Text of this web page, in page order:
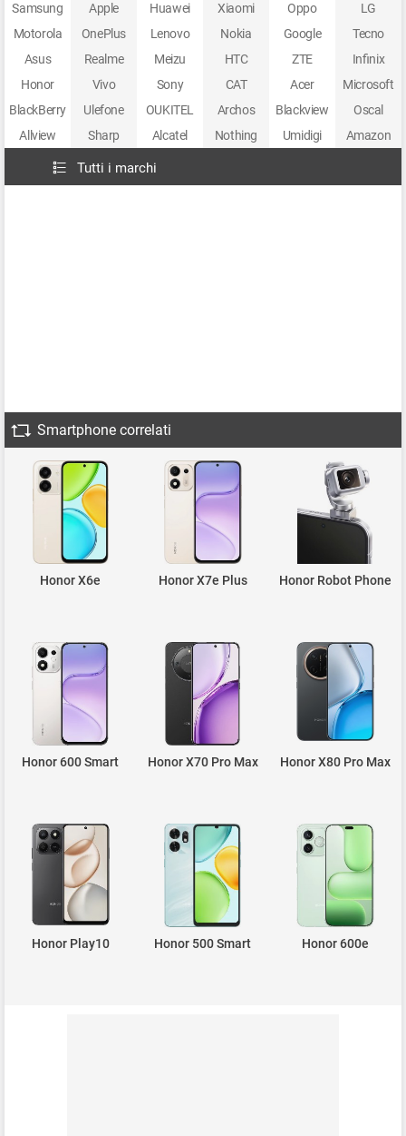
Samsung Apple Huawei Xiaomi Oppo
LG
Motorola
OnePlus Lenovo Nokia Google
Tecno
Asus
Realme Meizu HTC ZTE
Infinix
Honor
Vivo Sony CAT Acer
Microsoft
BlackBerry
Ulefone OUKITEL Archos Blackview
Oscal
Allview
Sharp Alcatel Nothing Umidigi Amazon
Tutti i marchi
Smartphone correlati
Honor X6e Honor X7e Plus Honor Robot Phone
Honor 600 Smart Honor X70 Pro Max Honor X80 Pro Max
Honor Play10 Honor 500 Smart Honor 600e